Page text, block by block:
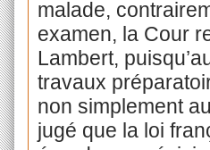
malade,
examen, la Cour
Lambert,
travaux
non simplement
jugé que la loi